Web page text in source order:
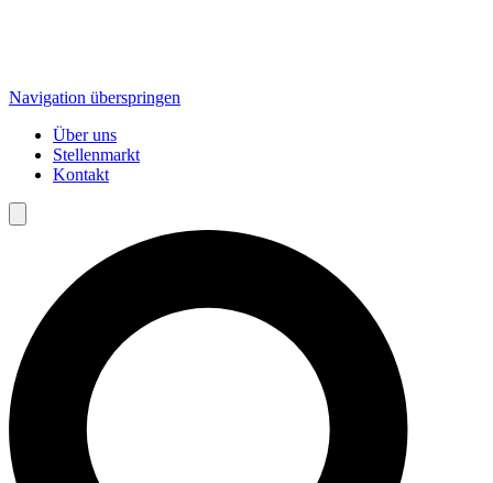
Navigation überspringen
Über uns
Stellenmarkt
Kontakt